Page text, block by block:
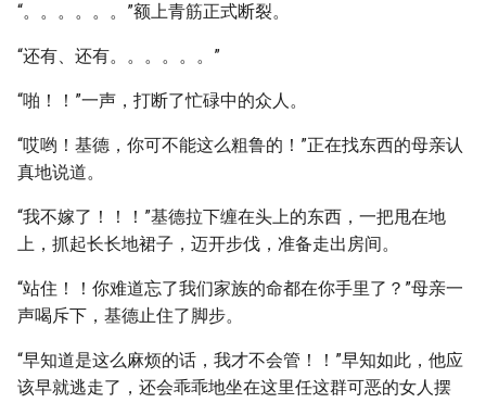
“。。。。。。”额上青筋正式断裂。
“还有、还有。。。。。。”
“啪！！”一声，打断了忙碌中的众人。
“哎哟！基德，你可不能这么粗鲁的！”正在找东西的母亲认
真地说道。
“我不嫁了！！！”基德拉下缠在头上的东西，一把甩在地
上，抓起长长地裙子，迈开步伐，准备走出房间。
“站住！！你难道忘了我们家族的命都在你手里了？”母亲一
声喝斥下，基德止住了脚步。
“早知道是这么麻烦的话，我才不会管！！”早知如此，他应
该早就逃走了，还会乖乖地坐在这里任这群可恶的女人摆